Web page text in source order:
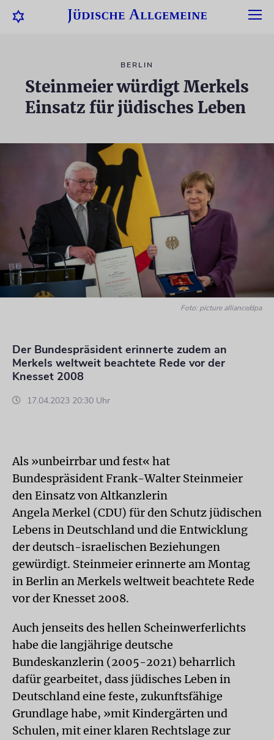
BERLIN
Steinmeier würdigt Merkels
Einsatz für jüdisches Leben
Foto: picture alliance/dpa
Der Bundespräsident erinnerte zudem an
Merkels weltweit beachtete Rede vor der
Knesset 2008
17.04.2023 20:30 Uhr
Als »unbeirrbar und fest« hat
Bundespräsident Frank-Walter Steinmeier
den Einsatz von Altkanzlerin
Angela Merkel (CDU) für den Schutz jüdischen
Lebens in Deutschland und die Entwicklung
der deutsch-israelischen Beziehungen
gewürdigt. Steinmeier erinnerte am Montag
in Berlin an Merkels weltweit beachtete Rede
vor der Knesset 2008.
Auch jenseits des hellen Scheinwerferlichts
habe die langjährige deutsche
Bundeskanzlerin (2005-2021) beharrlich
dafür gearbeitet, dass jüdisches Leben in
Deutschland eine feste, zukunftsfähige
Grundlage habe, »mit Kindergärten und
Schulen, mit einer klaren Rechtslage zur